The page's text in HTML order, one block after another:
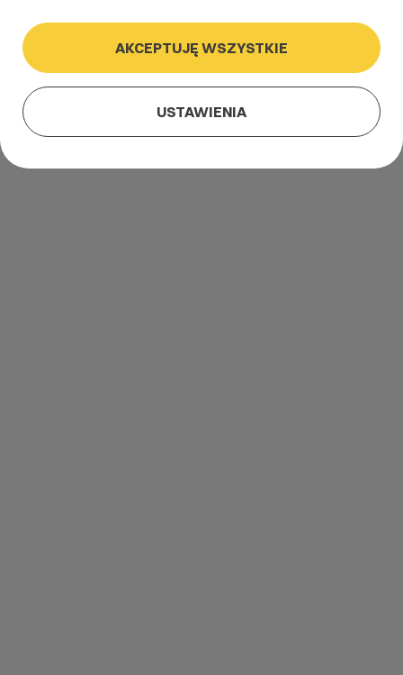
AKCEPTUJĘ WSZYSTKIE
USTAWIENIA